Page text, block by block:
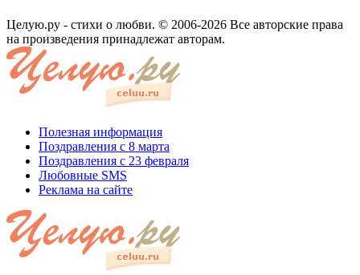
Целую.ру - стихи о любви. © 2006-2026 Все авторские права
на произведения принадлежат авторам.
Полезная информация
Поздравления с 8 марта
Поздравления с 23 февраля
Любовные SMS
Реклама на сайте